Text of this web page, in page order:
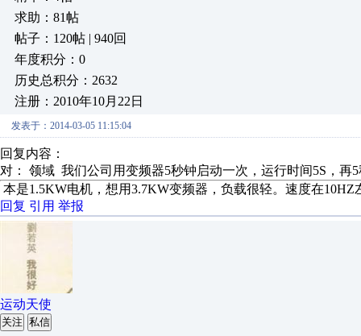
求助：81帖
帖子：120帖 | 940回
年度积分：0
历史总积分：2632
注册：2010年10月22日
发表于：2014-03-05 11:15:04
回复内容：
对： 领域 我们公司用变频器5秒钟启动一次，运行时间5S，再
本是1.5KW电机，想用3.7KW变频器，负载很轻。速度在10HZ
回复 引用 举报
运动天使
关注 私信